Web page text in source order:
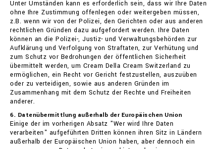
Unter Umständen kann es erforderlich sein, dass wir Ihre Daten
ohne Ihre Zustimmung offenlegen oder weitergeben müssen,
z.B. wenn wir von der Polizei, den Gerichten oder aus anderen
rechtlichen Gründen dazu aufgefordert werden. Ihre Daten
können an die Polizei-, Justiz- und Verwaltungsbehörden zur
Aufklärung und Verfolgung von Straftaten, zur Verhütung und
zum Schutz vor Bedrohungen der öffentlichen Sicherheit
übermittelt werden, um Cream Della Cream Switzerland zu
ermöglichen, ein Recht vor Gericht festzustellen, auszuüben
oder zu verteidigen, sowie aus anderen Gründen im
Zusammenhang mit dem Schutz der Rechte und Freiheiten
anderer.
6. Datenübermittlung außerhalb der Europäischen Union
Einige der im vorherigen Absatz "Wer wird Ihre Daten
verarbeiten" aufgeführten Dritten können ihren Sitz in Ländern
außerhalb der Europäischen Union haben, aber dennoch ein